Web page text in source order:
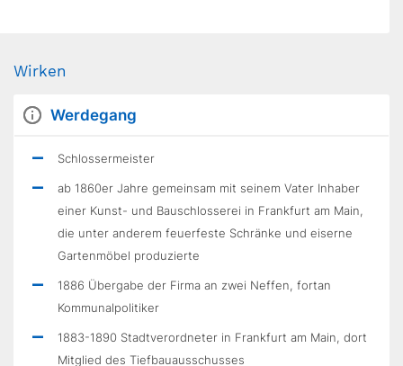
Wirken
Werdegang
Schlossermeister
ab 1860er Jahre gemeinsam mit seinem Vater Inhaber
einer Kunst- und Bauschlosserei in Frankfurt am Main,
die unter anderem feuerfeste Schränke und eiserne
Gartenmöbel produzierte
1886 Übergabe der Firma an zwei Neffen, fortan
Kommunalpolitiker
1883-1890 Stadtverordneter in Frankfurt am Main, dort
Mitglied des Tiefbauausschusses